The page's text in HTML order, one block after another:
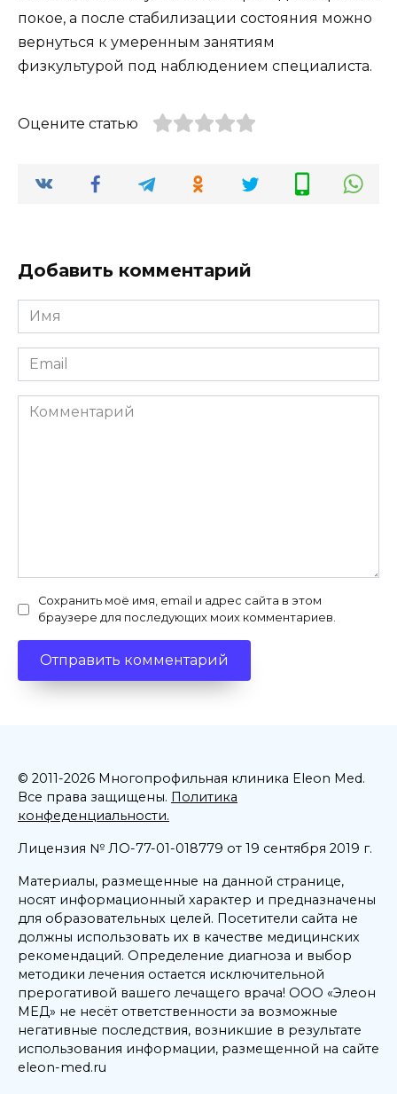
покое, а после стабилизации состояния можно
вернуться к умеренным занятиям
физкультурой под наблюдением специалиста.
Оцените статью
Добавить комментарий
Имя
*
Email
*
Комментарий
Сохранить моё имя, email и адрес сайта в этом
браузере для последующих моих комментариев.
© 2011-2026 Многопрофильная клиника Eleon Med.
Все права защищены. Политика
конфеденциальности.
Лицензия № ЛО-77-01-018779 от 19 сентября 2019 г.
Материалы, размещенные на данной странице,
носят информационный характер и предназначены
для образовательных целей. Посетители сайта не
должны использовать их в качестве медицинских
рекомендаций. Определение диагноза и выбор
методики лечения остается исключительной
прерогативой вашего лечащего врача! ООО «Элеон
МЕД» не несёт ответственности за возможные
негативные последствия, возникшие в результате
использования информации, размещенной на сайте
eleon-med.ru